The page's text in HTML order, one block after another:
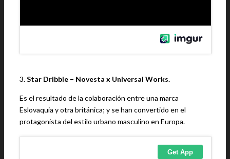
3.Star Dribble – Novesta x Universal Works.
Es el resultado de la colaboración entre una marca
Eslovaquia y otra británica; y se han convertido en el
protagonista del estilo urbano masculino en Europa.